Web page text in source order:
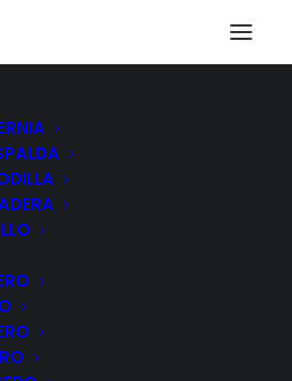
del sueño
AL CUERPO HUMANO